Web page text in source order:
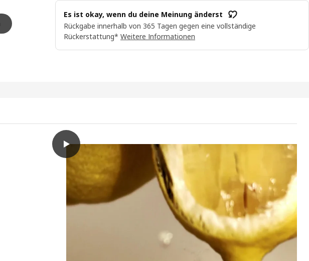
Es ist okay, wenn du deine Meinung änderst
Rückgabe innerhalb von 365 Tagen gegen eine vollständige
Rückerstattung* Weitere Informationen
play
LOTSFÅGEL Duftkerze im Glas, 3 Dochte, Zitrusblüte hellgelb, 25 Std.